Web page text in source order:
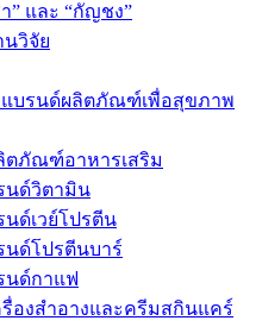
” และ “กัญชง”
วิจัย
แบรนด์ผลิตภัณฑ์เพื่อสุขภาพ
ตภัณฑ์อาหารเสริม
นด์วิตามิน
นด์เวย์โปรตีน
นด์โปรตีนบาร์
นด์กาแฟ
รื่องสำอางและครีมสกินแคร์